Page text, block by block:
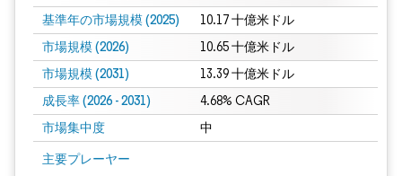
基準年の市場規模 (2025) 10.17 十億米ドル
市場規模 (2026) 10.65 十億米ドル
市場規模 (2031) 13.39 十億米ドル
成長率 (2026 - 2031) 4.68% CAGR
市場集中度 中
主要プレーヤー
画像 © Mordor Intelligence。再利用にはCC BY 4.0の表示が必要です。